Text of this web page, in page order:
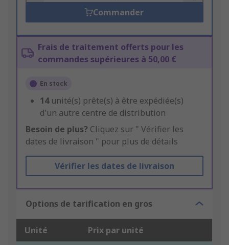
Commander
Frais de traitement offerts pour les
commandes supérieures à 50,00 €
En stock
14 unité(s) prête(s) à être expédiée(s)
d'un autre centre de distribution
Besoin de plus? Cliquez sur " Vérifier les
dates de livraison " pour plus de détails
Vérifier les dates de livraison
Options de tarification en gros
Unité Prix par unité